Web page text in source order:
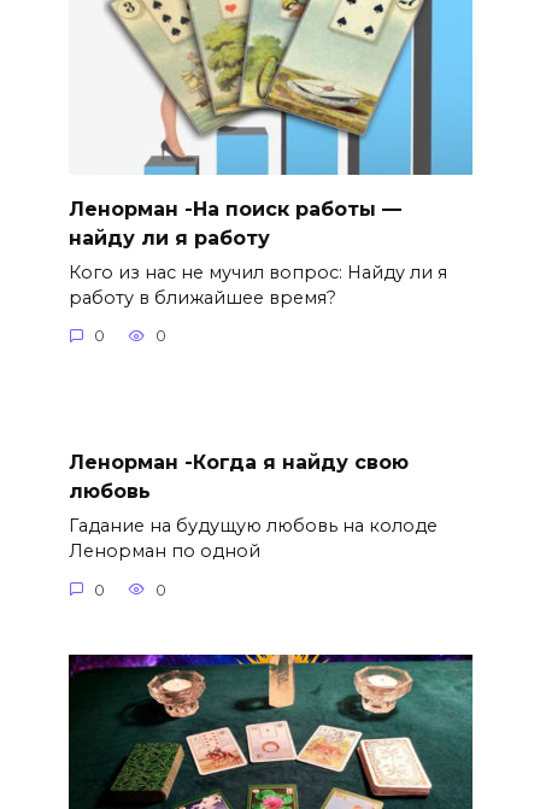
Ленорман -На поиск работы —
найду ли я работу
Кого из нас не мучил вопрос: Найду ли я
работу в ближайшее время?
0 0
Ленорман -Когда я найду свою
любовь
Гадание на будущую любовь на колоде
Ленорман по одной
0 0